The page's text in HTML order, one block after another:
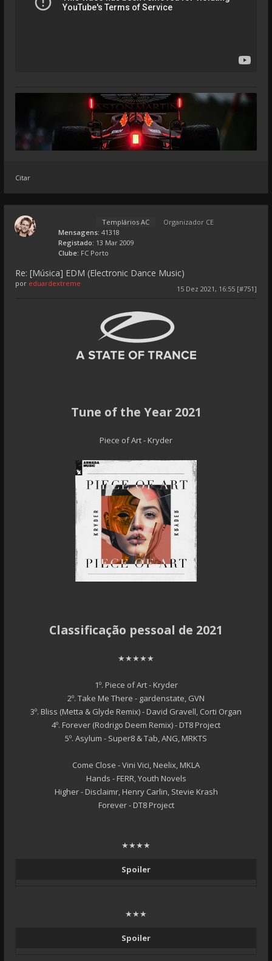
Citar
Templários AC
Organizador CE
Mensagens: 41318
Registado: 13 Mar 2009
Clube: FC Porto
Re: [Música] EDM (Electronic Dance Music)
15 Dez 2021, 16:55 [#751]
por eduardextreme
Tune of the Year 2021
Piece of Art - Kryder
Classificação pessoal de 2021
★★★★★
1º. Piece of Art - Kryder
2º. Take Me There - gardenstate, GVN
3º. Bliss (Metta & Glyde Remix) - David Gravell, Corti Organ
4º. Forever (Rodrigo Deem Remix) - DT8 Project
5º. Asylum - Super8 & Tab, ANG, MRKTS
Come Close - Vini Vici, Neelix, MKLA
Hands - FERR, Youth Novels
Higher - Disclaimr, Henry Carlin, Stevie Krash
Forever - DT8 Project
★★★★
Spoiler
★★★
Spoiler